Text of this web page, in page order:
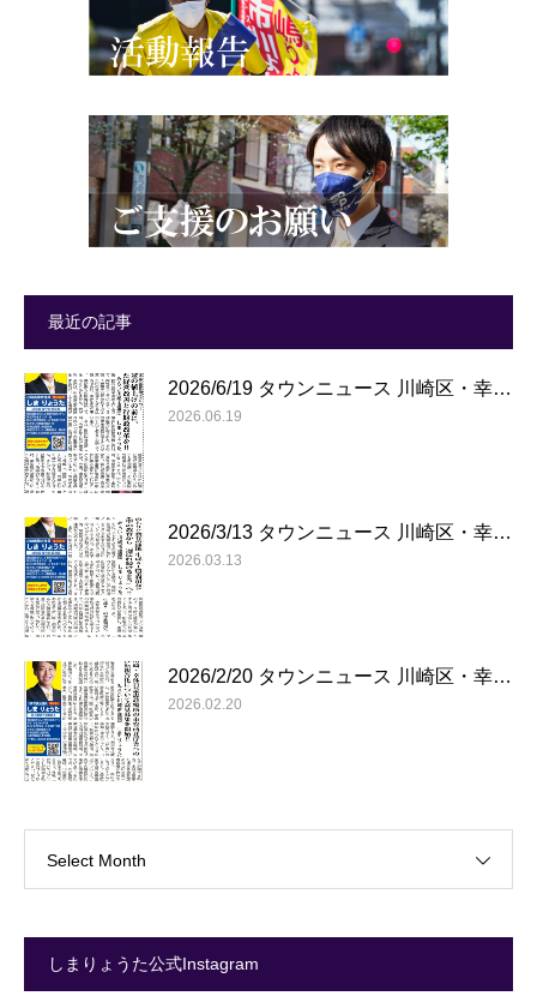
最近の記事
2026/6/19 タウンニュース 川崎区・幸…
2026.06.19
2026/3/13 タウンニュース 川崎区・幸…
2026.03.13
2026/2/20 タウンニュース 川崎区・幸…
2026.02.20
Select Month
しまりょうた公式Instagram